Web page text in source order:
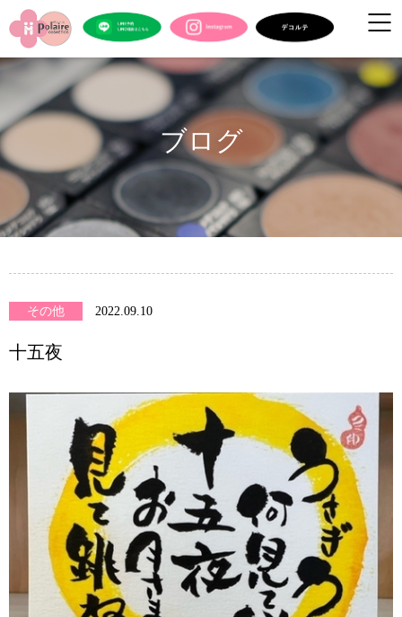
ブログ
その他 2022.09.10
十五夜